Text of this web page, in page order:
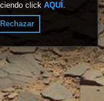
click AQUÍ .